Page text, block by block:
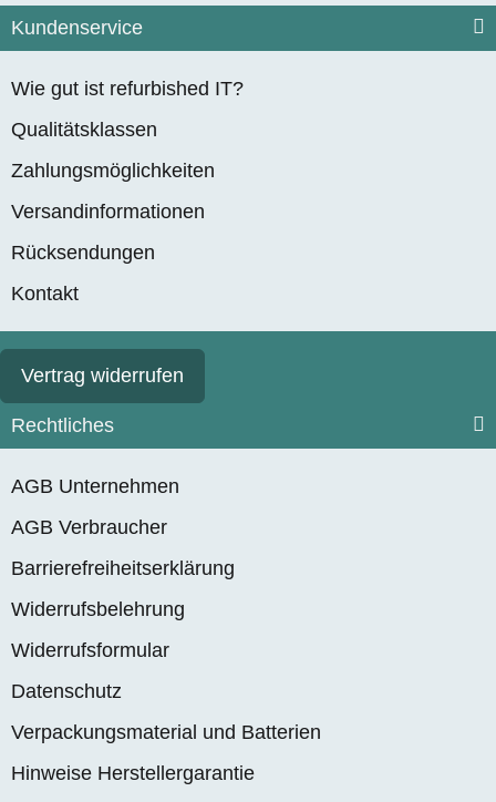
Kundenservice
Wie gut ist refurbished IT?
Qualitätsklassen
Zahlungsmöglichkeiten
Versandinformationen
Rücksendungen
Kontakt
Vertrag widerrufen
Rechtliches
AGB Unternehmen
AGB Verbraucher
Barrierefreiheitserklärung
Widerrufsbelehrung
Widerrufsformular
Datenschutz
Verpackungsmaterial und Batterien
Hinweise Herstellergarantie